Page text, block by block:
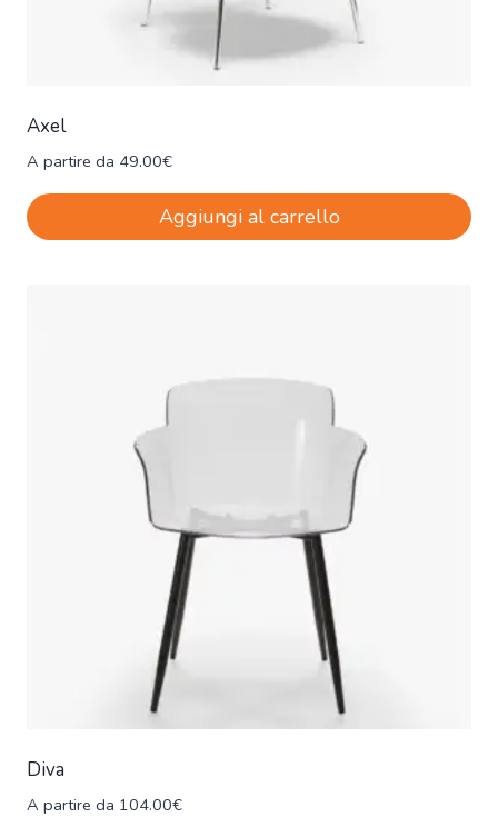
Axel
A partire da 49.00€
Aggiungi al carrello
Diva
A partire da 104.00€